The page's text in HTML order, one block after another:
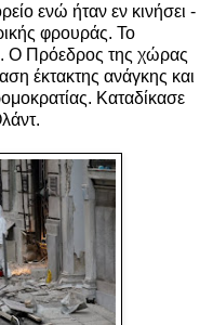
ενώ ήταν εν κινήσει -
φρουράς. To
Ο Πρόεδρος της χώρας
έκτακτης ανάγκης και
Καταδίκασε